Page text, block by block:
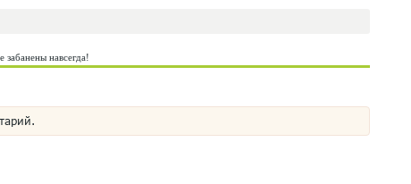
забанены навсегда!